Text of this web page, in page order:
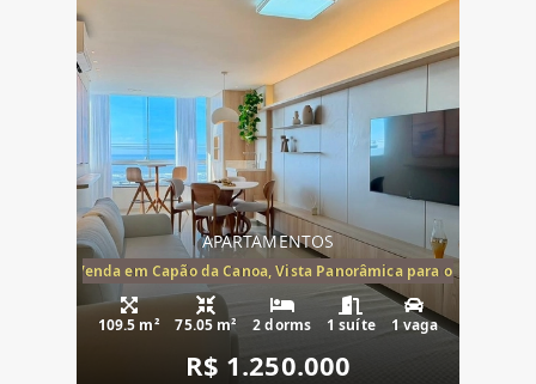
APARTAMENTOS
Mar à Venda em Capão da Canoa, Vista Panorâmica para o Mar, 2
109.5 m² 75.05 m² 2 dorms 1 suíte 1 vaga
R$ 1.250.000